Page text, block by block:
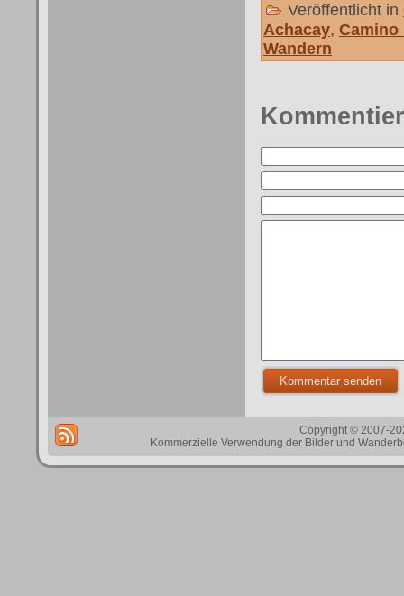
Veröffentlicht in
Achacay, Camino
Wandern
Copyright © 2007-
Kommerzielle Verwendung der Bilder und